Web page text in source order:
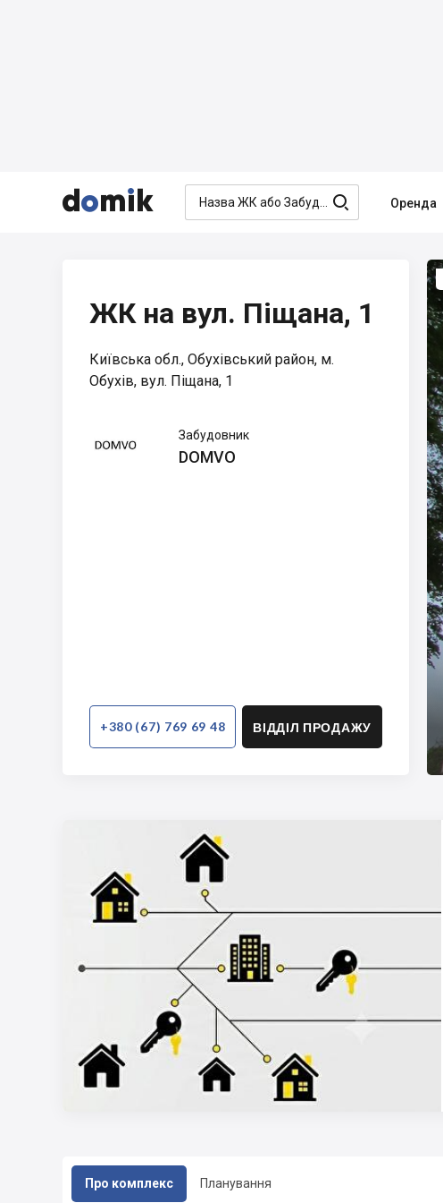


  Оренда
Про комплекс Планування
ЖК на вул. Піщана, 1
Київська обл., Обухівський район, м.
Обухів, вул. Піщана, 1
Забудовник
DOMVO
+380 (67) 769 69 48 ВІДДІЛ ПРОДАЖУ